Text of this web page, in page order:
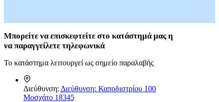
Κιόσκια Κήπου
Κούνιες Παιδικές
Κούπες
Μαξιλάρι Υπνόσακου
Μαξιλάρια Αιώρας
Παγοκυστες
Σακίδια Πλάτης
Μπορείτε να επισκεφτείτε στο κατάστημά μας η
ναπαραγγείλετε τηλεφωνικά
Το κατάστημα λειτουργεί ως σημείο παραλαβής
Διεύθυνση: Διεύθυνση: Καποδιστρίου 100
Μοσχάτο 18345